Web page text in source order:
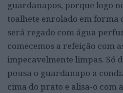
guardanapos, porque logo
toalhete enrolado em forma
será regado com água
comecemos a refeição com
impecavelmente limpas. Só
pousa o guardanapo a
cima do prato e alisa-o com